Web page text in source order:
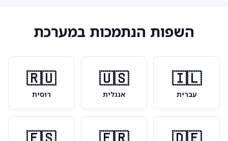
השפות הנתמכות במערכת
🇮🇱
עברית
🇺🇸
אנגלית
🇷🇺
רוסית